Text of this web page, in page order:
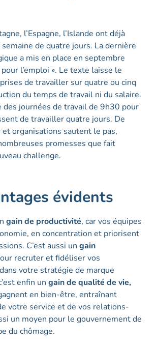
l’Espagne, l’Islande ont déjà
de quatre jours. La dernière
a mis en place en septembre
l’emploi ». Le texte laisse le
de travailler sur quatre ou cinq
du temps de travail ni du salaire.
des journées de travail de 9h30 pour
de travailler quatre jours. De
et organisations sautent le pas,
promesses que fait
challenge.
évidents
gain de productivité, car vos équipes
en concentration et priorisent
C’est aussi un gain
recruter et fidéliser vos
votre stratégie de marque
enfin un gain de qualité de vie,
en bien-être, entraînant
votre service et de vos relations-
un moyen pour le gouvernement de
du chômage.